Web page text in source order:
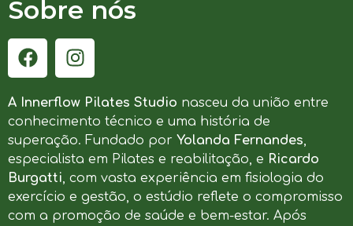
Sobre nós
A Innerflow Pilates Studio nasceu da união entre
conhecimento técnico e uma história de
superação. Fundado por Yolanda Fernandes,
especialista em Pilates e reabilitação, e Ricardo
Burgatti, com vasta experiência em fisiologia do
exercício e gestão, o estúdio reflete o compromisso
com a promoção de saúde e bem-estar. Após